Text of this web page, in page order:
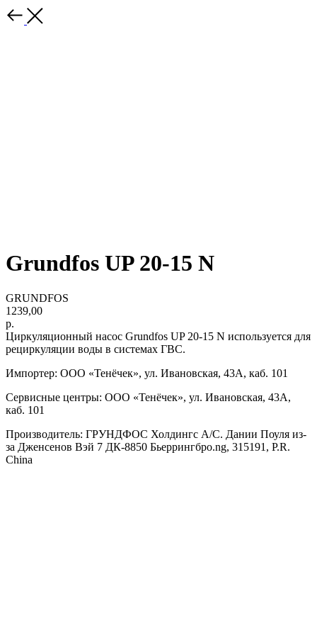
Grundfos UP 20-15 N
GRUNDFOS
1239,00
р.
Циркуляционный насос Grundfos UP 20-15 N используется для
рециркуляции воды в системах ГВС.
Импортер: ООО «Тенёчек», ул. Ивановская, 43А, каб. 101
Сервисные центры: ООО «Тенёчек», ул. Ивановская, 43А,
каб. 101
Производитель: ГРУНДФОС Холдингс А/С. Дании Поуля из-
за Дженсенов Вэй 7 ДК-8850 Бьеррингбро.ng, 315191, P.R.
China